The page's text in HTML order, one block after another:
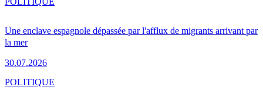
Une enclave espagnole dépassée par l'afflux de migrants arrivant par
la mer
30.07.2026
POLITIQUE